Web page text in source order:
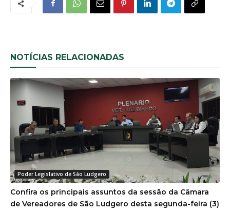
NOTÍCIAS RELACIONADAS
Poder Legislativo de São Ludgero
Confira os principais assuntos da sessão da Câmara
de Vereadores de São Ludgero desta segunda-feira (3)